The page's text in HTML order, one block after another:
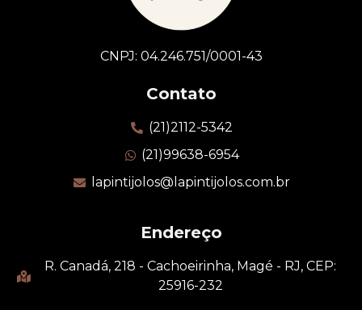
CNPJ: 04.246.751/0001-43
Contato
(21)2112-5342
(21)99638-6954
lapintijolos@lapintijolos.com.br
Endereço
R. Canadá, 218 - Cachoeirinha, Magé - RJ, CEP:
25916-232